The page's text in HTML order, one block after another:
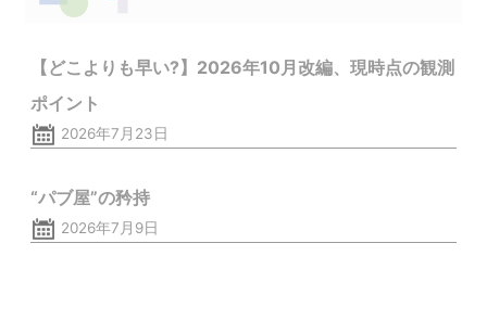
【どこよりも早い?】2026年10月改編、現時点の観測
ポイント
2026年7月23日
“パブ屋”の矜持
2026年7月9日